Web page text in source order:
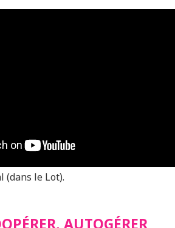
(dans le Lot).
AUTOGÉRER